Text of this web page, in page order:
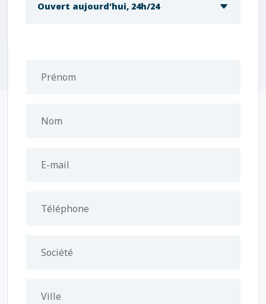
Ouvert aujourd'hui, 24h/24
Prénom
Nom
E-mail
Téléphone
Société
Ville